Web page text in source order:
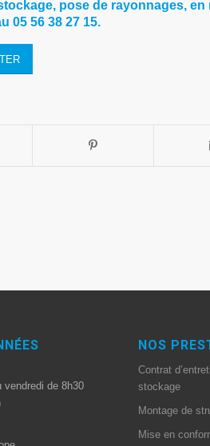
pose de rayonnages, en
05 56 38 27 15.
vendredi de 8h30
NOS
Contrat
stockage
Montage de
Mise en